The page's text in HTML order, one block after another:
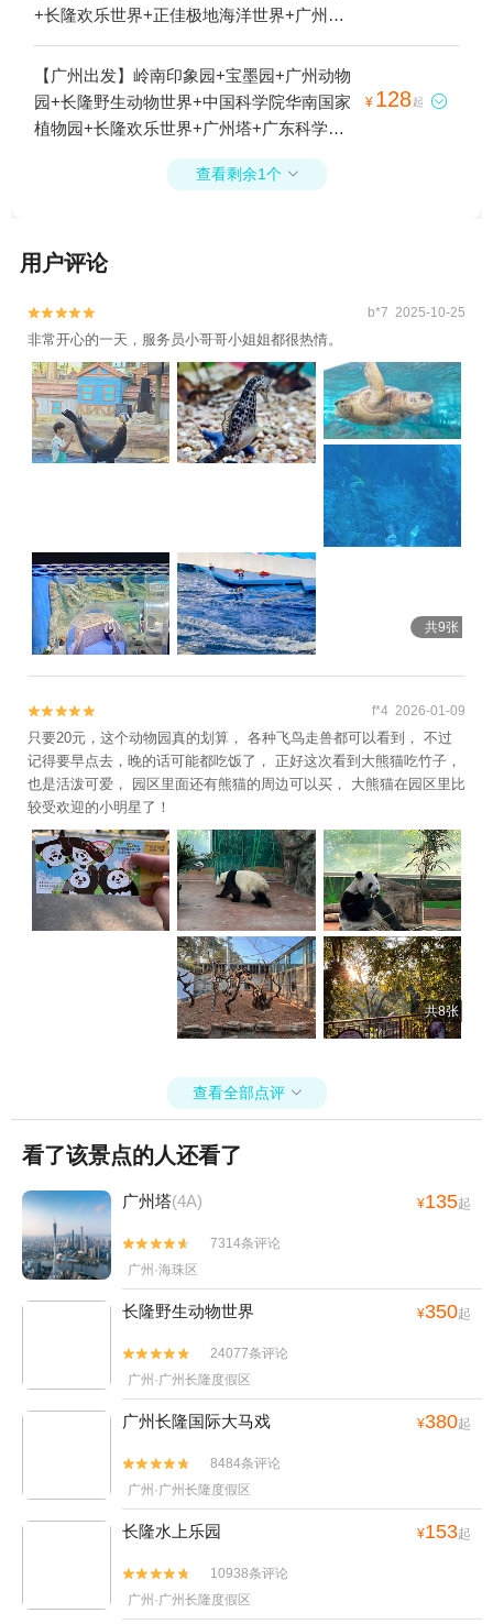
+长隆欢乐世界+正佳极地海洋世界+广州融
创乐园+广州热雪奇迹+广州融创体育世界
+广州融创文旅城+梦回岭南1日游
【广州出发】岭南印象园+宝墨园+广州动物
园+长隆野生动物世界+中国科学院华南国家
植物园+长隆欢乐世界+广州塔+广东科学中
心+珠江夜游天字码头+广州长隆国际大马戏
+珠江夜游大沙头码头+珠江夜游西堤码头
乐园+南沙天后宫+海珠湖公园1日游
¥ 128起 
查看剩余1个 
用户评论

 b*7 2025-10-25
非常开心的一天，服务员小哥哥小姐姐都很热情。
共9张

 f*4 2026-01-09
只要20元，这个动物园真的划算， 各种飞鸟走兽都可以看到， 不过
记得要早点去，晚的话可能都吃饭了， 正好这次看到大熊猫吃竹子，
也是活泼可爱， 园区里面还有熊猫的周边可以买， 大熊猫在园区里比
较受欢迎的小明星了！
共8张
查看全部点评 
看了该景点的人还看了
广州塔(4A) ¥135起


7314条评论
广州·海珠区
长隆野生动物世界 ¥350起


24077条评论
广州·广州长隆度假区
广州长隆国际大马戏 ¥380起


8484条评论
广州·广州长隆度假区
长隆水上乐园 ¥153起


10938条评论
广州·广州长隆度假区